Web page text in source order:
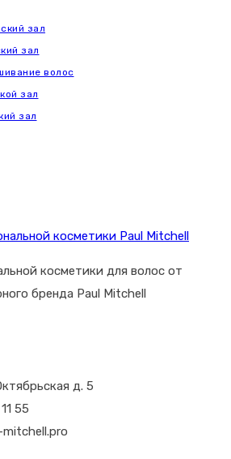
зал
зал
волос
зал
зал
косметики для волос от
бренда Paul Mitchell
д. 5
55
mitchell.pro